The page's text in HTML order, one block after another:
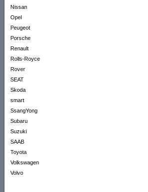
Nissan
Opel
Peugeot
Porsche
Renault
Rolls-Royce
Rover
SEAT
Skoda
smart
SsangYong
Subaru
Suzuki
SAAB
Toyota
Volkswagen
Volvo